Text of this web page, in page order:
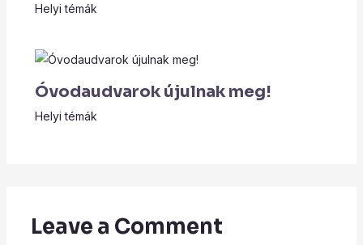
Helyi témák
Óvodaudvarok újulnak meg!
Helyi témák
Leave a Comment